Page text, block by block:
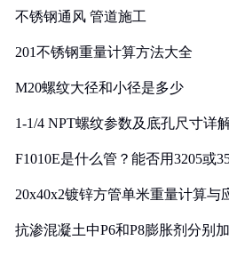
不锈钢通风 管道施工
201不锈钢重量计算方法大全
M20螺纹大径和小径是多少
1-1/4 NPT螺纹参数及底孔尺寸详
F1010E是什么管？能否用3205或
20x40x2镀锌方管单米重量计算与
抗渗混凝土中P6和P8膨胀剂分别